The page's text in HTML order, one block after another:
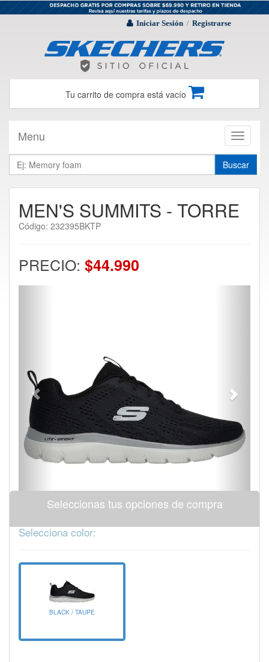
Iniciar Sesión / Registrarse
Tu carrito de compra está vacío
Toggle
Menu
Buscar
MEN'S SUMMITS - TORRE
Código: 232395BKTP
PRECIO: $44.990
Seleccionas tus opciones de compra
Selecciona color:
BLACK / TAUPE